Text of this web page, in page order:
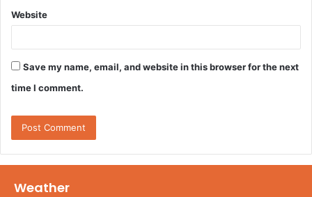
Website
Save my name, email, and website in this browser for the next
time I comment.
Weather